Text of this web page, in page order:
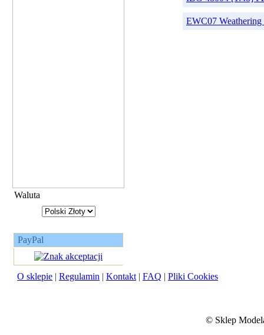
Waluta
PayPal
EWC07
O sklepie | Regulamin | Kontakt | FAQ | Pliki Cookies
© Sklep